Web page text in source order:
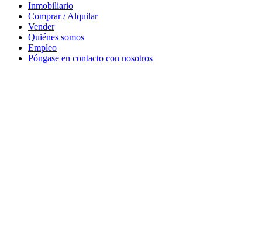
Inmobiliario
Comprar / Alquilar
Vender
Quiénes somos
Empleo
Póngase en contacto con nosotros